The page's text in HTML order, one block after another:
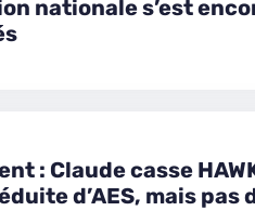
nationale s’est
: Claude casse
d’AES, mais pas